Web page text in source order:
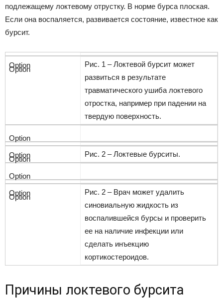
подлежащему локтевому отрустку. В норме бурса плоская.
Если она воспаляется, развивается состояние, известное как
бурсит.
Рис. 1 – Локтевой бурсит может
развиться в результате
травматического ушиба локтевого
отростка, например при падении на
твердую поверхность.
Рис. 2 – Локтевые бурситы.
Рис. 2 – Врач может удалить
синовиальную жидкость из
воспалившейся бурсы и проверить
ее на наличие инфекции или
сделать инъекцию
кортикостероидов.
Причины локтевого бурсита